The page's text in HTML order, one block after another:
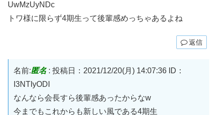
UwMzUyNDc
トワ様に限らず4期生って後輩感めっちゃあるよね
返信
名前:匿名: 投稿日：2021/12/20(月) 14:07:36
ID：
I3NTIyODI
なんなら会長すら後輩感あったからなw
今までもこれからも新しい風である4期生